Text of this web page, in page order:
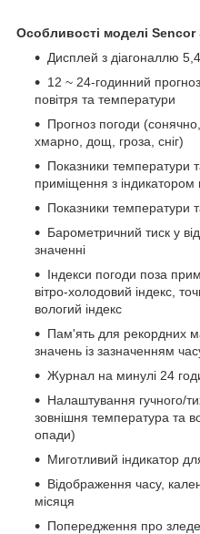
Особливості моделі Sencor
Дисплей з діагоналлю
12 ~ 24-годинний прогноз
повітря та температури
Прогноз погоди
хмарно, дощ, гроза, сніг)
Показники температури
приміщення з
Показники температури
Барометричний тиск у
значенні
Індекси погоди поза
вітро-холодовий індекс,
вологий індекс
Пам'ять для рекордних
значень із зазначенням
Журнал на минулі 24
Налаштування гучного/
зовнішня температура та
опади)
Миготливий індикатор
Відображення часу,
місяця
Попередження про